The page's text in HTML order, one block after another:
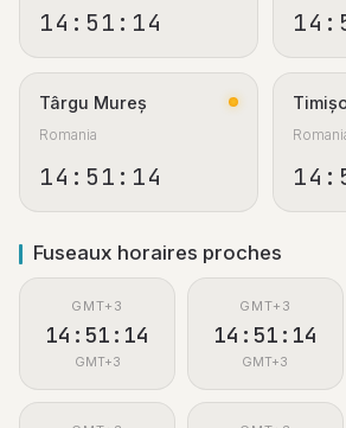
14:51:15
Târgu Mureș
Romania
14:51:15
Fuseaux horaires proches
GMT+3
14:51:15
GMT+3
GMT+3
14:51:15
GMT+3